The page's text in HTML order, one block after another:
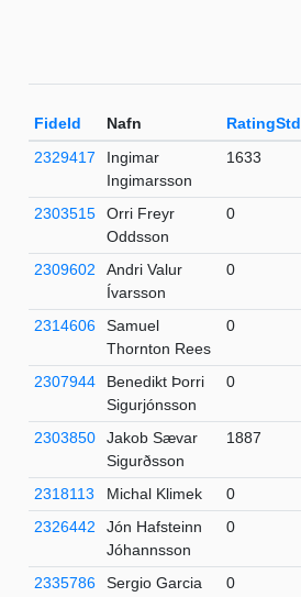
FideId Nafn RatingStd
2329417
Ingimar
Ingimarsson
1633
2303515
Orri Freyr
Oddsson
0
2309602
Andri Valur
Ívarsson
0
2314606
Samuel
Thornton Rees
0
2307944
Benedikt Þorri
Sigurjónsson
0
2303850
Jakob Sævar
Sigurðsson
1887
2318113 Michal Klimek 0
2326442
Jón Hafsteinn
Jóhannsson
0
2335786
Sergio Garcia
0